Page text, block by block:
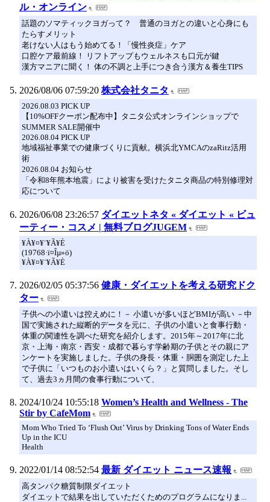
ル・オンライン
話題のソマティックヨガって？ 普通のヨガとの違いと心身にも
たらすメリット
老けない人はもう始めてる！「慢性炎症」ケア
口腔ケア最前線！ リフトアップもウェルネスも口元が鍵
漢方マニアに聞く！ 体の不調と上手につき合う漢方＆養生TIPS
2026/08/06 07:59:20 株式会社タニタ
2026.08.03 PICK UP
【10%OFFクーポン配布中】タニタ公式オンラインショップで
SUMMER SALE開催中
2026.08.04 PICK UP
地域福祉事業での健康づくりに貢献。横浜北YMCAのzaRitz活用
術
2026.08.04 お知らせ
「令和8年熊本地震」により被害を受けたタニタ商品の特別修理対
応について
2026/06/08 23:26:57 ダイエットネタ « ダイエット « ビュ
ーティー・コスメ | 無料ブログJUGEM
¥À¥¤¥¨¥Ã¥È
(19768·ï¤Îµ­»ö)
¥À¥¤¥¨¥Ã¥È
2026/02/05 05:37:56 健康・ダイエットを考える研究ドク
ター
子供への小遣いは控えめに！－ 小遣いが多いほどBMIが高い －中
国で実施された縦断的データを元に、子供の小遣いと食事行動・
体重の関連性を調べた研究を紹介します。2015年～2017年に北
京・上海・南京・西安・成都で暮らす学齢期の子供とその親にア
ンケートを実施しました。子供の身長・体重・胴囲を測定した上
で子供に「いつものお小遣いはいくら？」と質問しました。そし
て、過去3ヵ月間の食事行動について、
2024/10/24 10:55:18 Women’s Health and Wellness - The
Stir by CafeMom
Mom Who Tried To ‘Flush Out’ Virus by Drinking Tons of Water Ends
Up in the ICU
Health
2022/01/14 08:52:54 最新 ダイエット ニュース速報
高タンパク糖質制限ダイエット
ダイエットで結果を出していただくためのプログラムになりま...